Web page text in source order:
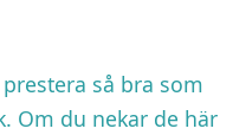
så bra som
Om du nekar de här